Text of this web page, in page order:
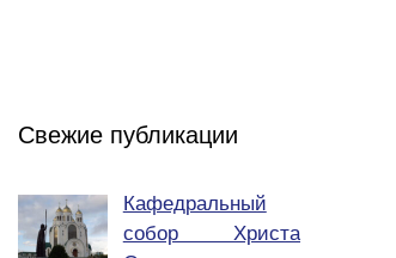
Свежие публикации
Кафедральный
собор Христа